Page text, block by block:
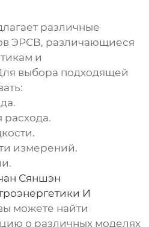
различные
ЭРСВ, различающиеся
и
выбора подходящей
измерений.
Сяншэн
И
можете найти
о различных моделях